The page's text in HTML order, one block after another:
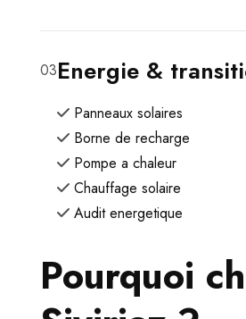
03Energie &
Panneaux solaires
Borne de recharge
Pompe a chaleur
Chauffage solaire
Audit energetique
Pourquoi